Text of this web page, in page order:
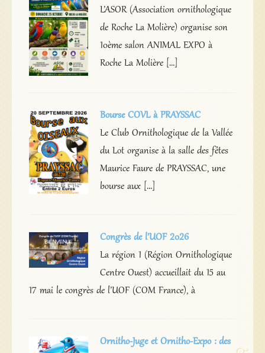
L’ASOR (Association ornithologique
de Roche La Molière) organise son
10ème salon ANIMAL EXPO à
Roche La Molière […]
Bourse COVL à PRAYSSAC
Le Club Ornithologique de la Vallée
du Lot organise à la salle des fêtes
Maurice Faure de PRAYSSAC, une
bourse aux […]
Congrès de l’UOF 2026
La région 1 (Région Ornithologique
Centre Ouest) accueillait du 15 au
17 mai le congrès de l’UOF (COM France), à
Ornitho-Juge et Ornitho-Expo : des